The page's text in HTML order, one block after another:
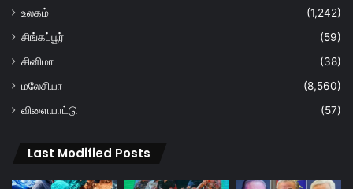
உலகம்
(1,242)
சிங்கப்பூர்
(59)
சினிமா
(38)
மலேசியா
(8,560)
விளையாட்டு
(57)
Last Modified Posts